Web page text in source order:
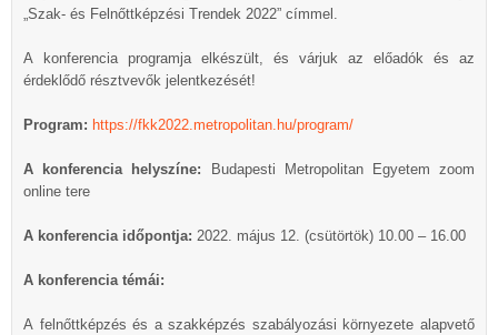
„Szak- és Felnőttképzési Trendek 2022” címmel.
A konferencia programja elkészült, és várjuk az előadók és az
érdeklődő résztvevők jelentkezését!
Program: https://fkk2022.metropolitan.hu/program/
A konferencia helyszíne: Budapesti Metropolitan Egyetem zoom
online tere
A konferencia időpontja: 2022. május 12. (csütörtök) 10.00 – 16.00
A konferencia témái:
A felnőttképzés és a szakképzés szabályozási környezete alapvető